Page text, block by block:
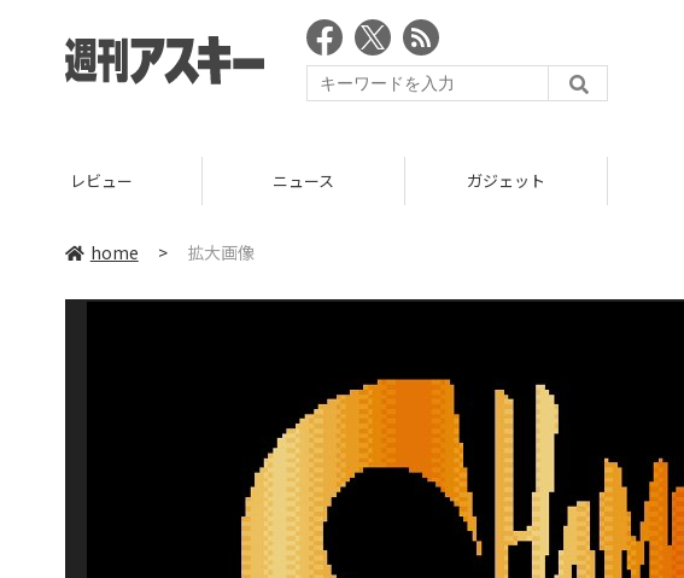
レビュー ニュース ガジェット
home > 拡大画像